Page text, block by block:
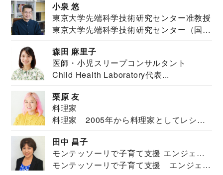
小泉 悠
東京大学先端科学技術研究センター准教授
東京大学先端科学技術研究センター（国際
森田 麻里子
医師・小児スリープコンサルタント
Child Health Laboratory代表...
栗原 友
料理家
料理家 2005年から料理家としてレシピ
田中 昌子
モンテッソーリで子育て支援 エンジェル
ズハウス研究所所長
モンテッソーリで子育て支援 エンジェル